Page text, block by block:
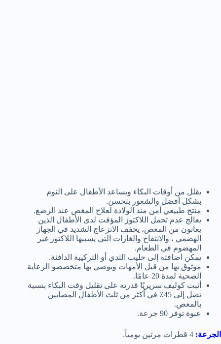
يقلل من أوقات البكاء ويساعد الأطفال على النوم
بشكل أفضل والشعور بتحسن.
منتج طبيعي آمن منذ الولادة لعلاح المغص عند الرضع.
يعالج عدم تحمل اللاكتوز المؤقت لدى الأطفال الذين
يعانون من المغص، يخفف الانزعاج الشديد في الجهاز
الهضمي ، والانتفاخ والغازات التي يسببها اللاكتوز غير
المهضوم في الطعام.
يمكن اضافته إلى حليب الثدي أو التركيبة الدافئة.
موثوق بها من قبل الأمهات ويوصي بها متخصصو الرعاية
الصحية لمدة 20 عامًا.
أثبت كوليف سريريًا قدرته على تقليل وقت البكاء بنسبة
تصل إلى 45٪ في أكثر من ثلث الأطفال المصابين
بالمغص.
عبوة توفر 90 جرعة.
الجرعة: 4 قطرات مرتين يومياً.